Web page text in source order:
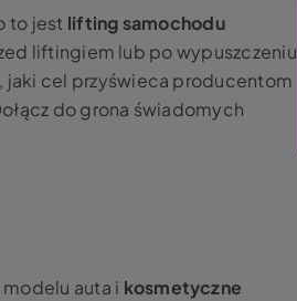
to jest lifting samochodu
liftingiem lub po wypuszczeniu
cel przyświeca producentom
do grona świadomych
auta i kosmetyczne